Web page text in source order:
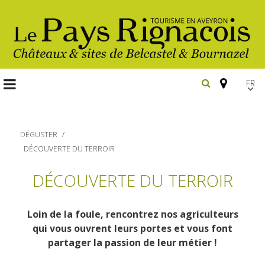
FR
Les
Belcastel, village et château
Bournazel, village et château
Randonnée
pédestre
Gîtes et locations
DÉGUSTER
DÉCOUVERTE DU TERROIR
DÉCOUVERTE DU TERROIR
Loin de la foule, rencontrez nos agriculteurs
qui vous ouvrent leurs portes et vous font
partager la passion de leur métier !